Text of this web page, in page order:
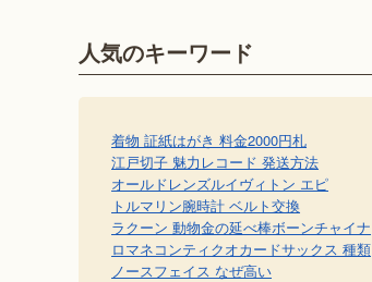
人気のキーワード
着物 証紙はがき 料金2000円札
江戸切子 魅力 レコード 発送方法
オールドレンズルイヴィトン エピ
トルマリン腕時計 ベルト交換
ラクーン 動物金の延べ棒ボーンチャイナ
ロマネコンティクオカードサックス 種類
ノースフェイス なぜ高い